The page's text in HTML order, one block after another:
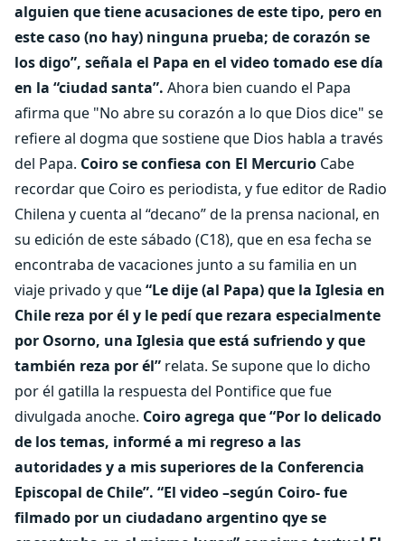
alguien que tiene acusaciones de este tipo, pero en
este caso (no hay) ninguna prueba; de corazón se
los digo”, señala el Papa en el video tomado ese día
en la “ciudad santa”. Ahora bien cuando el Papa
afirma que "No abre su corazón a lo que Dios dice" se
refiere al dogma que sostiene que Dios habla a través
del Papa. Coiro se confiesa con El Mercurio Cabe
recordar que Coiro es periodista, y fue editor de Radio
Chilena y cuenta al “decano” de la prensa nacional, en
su edición de este sábado (C18), que en esa fecha se
encontraba de vacaciones junto a su familia en un
viaje privado y que“Le dije (al Papa) que la Iglesia en
Chile reza por él y le pedí que rezara especialmente
por Osorno, una Iglesia que está sufriendo y que
también reza por él” relata. Se supone que lo dicho
por él gatilla la respuesta del Pontifice que fue
divulgada anoche. Coiro agrega que “Por lo delicado
de los temas, informé a mi regreso a las
autoridades y a mis superiores de la Conferencia
Episcopal de Chile”. “El video –según Coiro- fue
filmado por un ciudadano argentino qye se